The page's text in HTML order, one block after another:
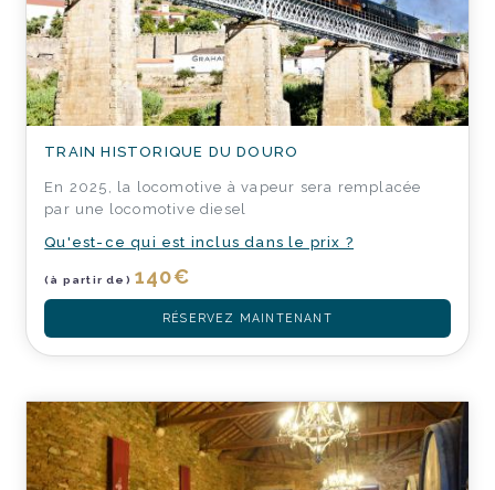
TRAIN HISTORIQUE DU DOURO
En 2025, la locomotive à vapeur sera remplacée
par une locomotive diesel
Qu'est-ce qui est inclus dans le prix ?
(à partir de)140€
RÉSERVEZ MAINTENANT